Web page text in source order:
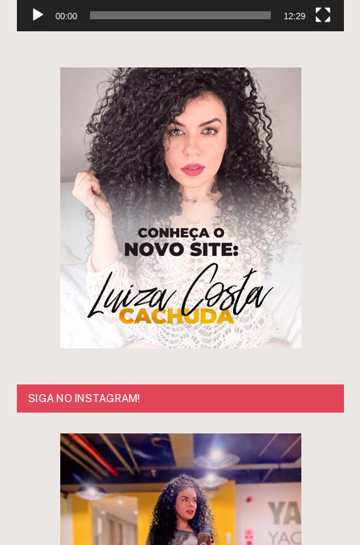
00:00 12:29
SIGA NO INSTAGRAM!